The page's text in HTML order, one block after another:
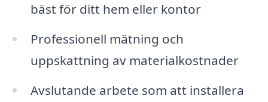
bäst för ditt hem eller kontor
Professionell mätning och
uppskattning av materialkostnader
Avslutande arbete som att installera